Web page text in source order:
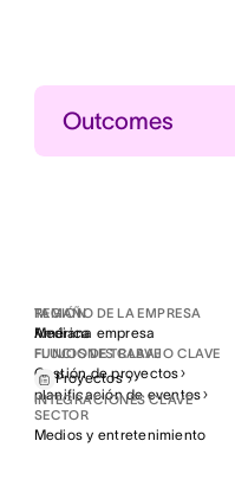
Outcomes
ingeniería y de
Responsabilidad
Mayor
liderazgo de PGA
REGIÓN
América
FLUJOS DE TRABAJO CLAVE
Gestión de proyectos
planificación de eventos
SECTOR
Medios y entretenimiento
TAMAÑO DE LA EMPRESA
Mediana empresa
FUNCIONES CLAVE
Proyectos
INTEGRACIONES CLAVE